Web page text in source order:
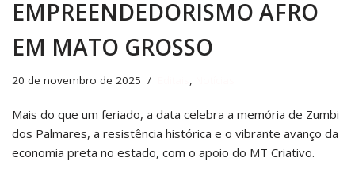
EMPREENDEDORISMO AFRO
EM MATO GROSSO
20 de novembro de 2025
Mais do que um feriado, a data celebra a memória de Zumbi
dos Palmares, a resistência histórica e o vibrante avanço da
economia preta no estado, com o apoio do MT Criativo.